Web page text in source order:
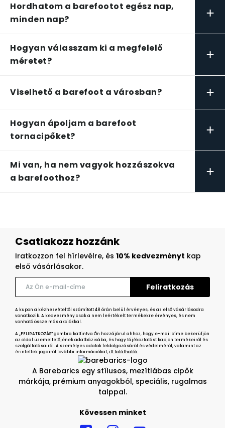
Hordhatom a barefootot egész nap,
minden nap?
+
Hogyan válasszam ki a megfelelő
méretet?
+
Viselhető a barefoot a városban? +
Hogyan ápoljam a barefoot
tornacipőket?
+
Mi van, ha nem vagyok hozzászokva
a barefoothoz?
+
A Barebarics egy stílusos, mezítlábas cipők
márkája, prémium anyagokból, speciális, rugalmas
talppal.
Kövessen minket
Csatlakozz hozzánk
Iratkozzon fel hírlevélre, és 10% kedvezményt kap
első vásárlásakor.
A kupon a kézhezvételtől számított 48 órán belül érvényes, és az első vásárlásodra
vonatkozik. A kedvezmény csak a nem leértékelt termékekre érvényes, és nem
vonható össze más akciókkal.
A „FELIRATKOZÁS” gombra kattintva Ön hozzájárul ahhoz, hogy e-mail címe bekerüljön
az oldal üzemeltetőjének adatbázisába, és hogy tájékoztatást kapjon termékeiről és
szolgáltatásairól. A személyes adatok feldolgozásáról és védelméről, valamint az
érintettek jogairól további információkat,itt találhatók